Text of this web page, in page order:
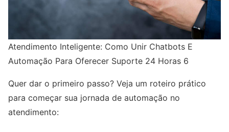
Atendimento Inteligente: Como Unir Chatbots E
Automação Para Oferecer Suporte 24 Horas 6
Quer dar o primeiro passo? Veja um roteiro prático
para começar sua jornada de automação no
atendimento: